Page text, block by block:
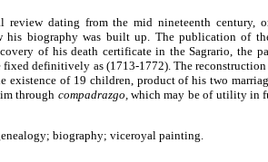
review dating from the mid nineteenth century,
his biography was built up. The publication of
of his death certificate in the Sagrario, the
fixed definitively as (1713-1772). The
existence of 19 children, product of his two
through compadrazgo,which may be of utility in
biography; viceroyal painting.